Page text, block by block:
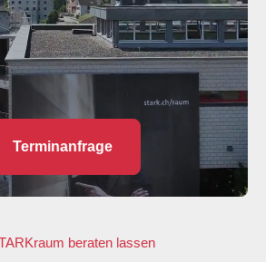
Terminanfrage
beraten lassen